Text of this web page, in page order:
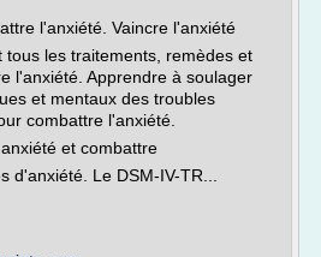
l'anxiété. Vaincre l'anxiété
tous les traitements, remèdes et
l'anxiété. Apprendre à soulager
et mentaux des troubles
combattre l'anxiété.
et combattre
d'anxiété. Le DSM-IV-TR...